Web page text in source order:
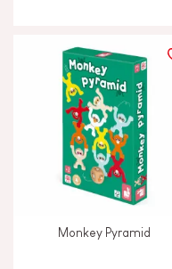
Monkey Pyramid